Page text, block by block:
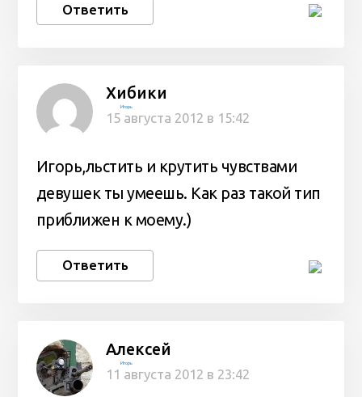
Ответить
Хибики
Игорь
15 августа 2012 в 15:42
Игорь,льстить и крутить чувствами
девушек ты умеешь. Как раз такой тип
приближен к моему.)
Ответить
Алексей
Игорь
11 августа 2012 в 23:42